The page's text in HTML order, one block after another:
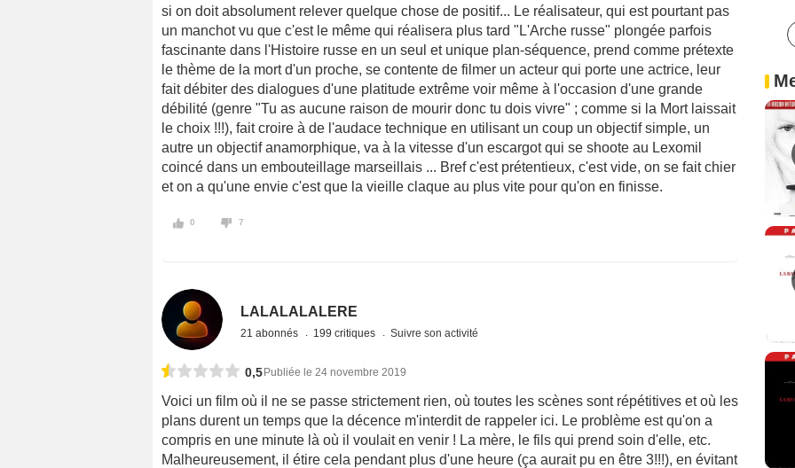
si on doit absolument relever quelque chose de positif... Le réalisateur, qui est pourtant pas
un manchot vu que c'est le même qui réalisera plus tard "L'Arche russe" plongée parfois
fascinante dans l'Histoire russe en un seul et unique plan-séquence, prend comme prétexte
le thème de la mort d'un proche, se contente de filmer un acteur qui porte une actrice, leur
fait débiter des dialogues d'une platitude extrême voir même à l'occasion d'une grande
débilité (genre "Tu as aucune raison de mourir donc tu dois vivre" ; comme si la Mort laissait
le choix !!!), fait croire à de l'audace technique en utilisant un coup un objectif simple, un
autre un objectif anamorphique, va à la vitesse d'un escargot qui se shoote au Lexomil
coincé dans un embouteillage marseillais ... Bref c'est prétentieux, c'est vide, on se fait chier
et on a qu'une envie c'est que la vieille claque au plus vite pour qu'on en finisse.
0 7
LALALALALERE
21 abonnés 199 critiques Suivre son activité
0,5Publiée le 24 novembre 2019
Voici un film où il ne se passe strictement rien, où toutes les scènes sont répétitives et où les
plans durent un temps que la décence m'interdit de rappeler ici. Le problème est qu'on a
compris en une minute là où il voulait en venir ! La mère, le fils qui prend soin d'elle, etc.
Malheureusement, il étire cela pendant plus d'une heure (ça aurait pu en être 3!!!), en évitant